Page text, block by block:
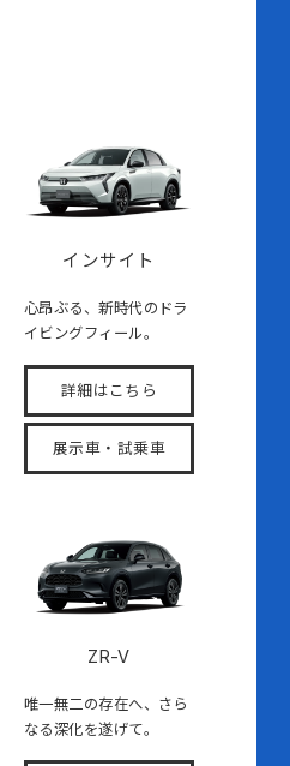
インサイト
心昂ぶる、新時代のドラ
イビングフィール。
詳細はこちら
展示車・試乗車
ZR-V
唯一無二の存在へ、さら
なる深化を遂げて。